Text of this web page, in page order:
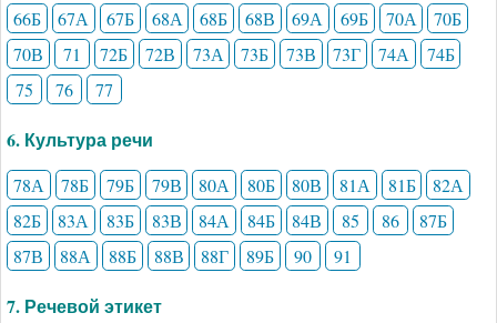
66Б
67А 67Б 68А 68Б 68В 69А 69Б 70А
70Б
70В
71 72Б 72В 73А 73Б 73В 73Г 74А
74Б
75
76 77
6. Культура речи
78А 78Б 79Б 79В 80А 80Б 80В 81А 81Б
82А
82Б
83А 83Б 83В 84А 84Б 84В 85 86
87Б
87В
88А 88Б 88В 88Г 89Б 90 91
7. Речевой этикет